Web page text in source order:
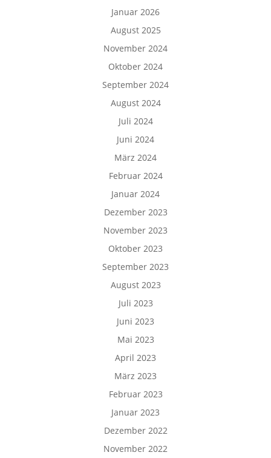
Januar 2026
August 2025
November 2024
Oktober 2024
September 2024
August 2024
Juli 2024
Juni 2024
März 2024
Februar 2024
Januar 2024
Dezember 2023
November 2023
Oktober 2023
September 2023
August 2023
Juli 2023
Juni 2023
Mai 2023
April 2023
März 2023
Februar 2023
Januar 2023
Dezember 2022
November 2022